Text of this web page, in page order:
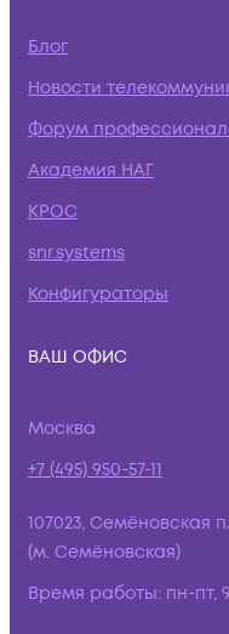
Блог
Новости
Форум
Академия НАГ
КРОС
snr.systems
Конфигураторы
ВАШ ОФИС
Москва
+7 (495) 950-57-11
107023, Семёновская
(м. Семёновская)
Время работы: пн-пт,